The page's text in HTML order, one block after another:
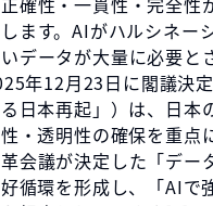
ます。AIがハルシネー
データが大量に必要と
年12月23日に閣議決
日本再起」）は、日本
・透明性の確保を重
会議が決定した「デ
循環を形成し、「AI